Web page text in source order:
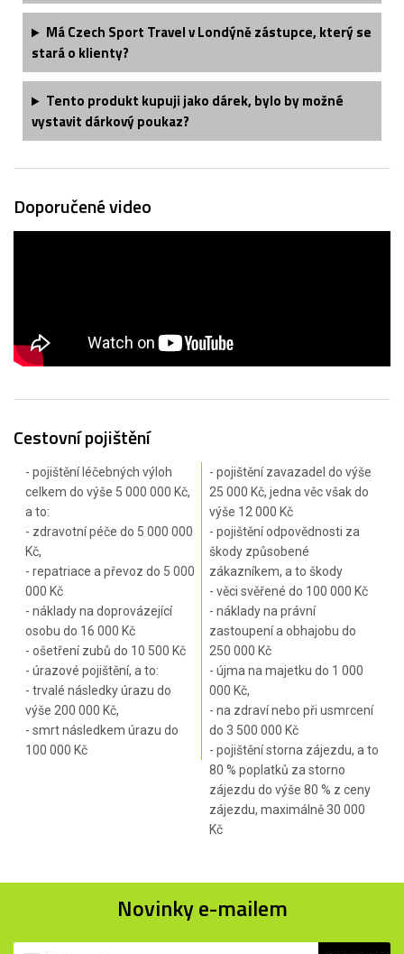
Má Czech Sport Travel v Londýně zástupce, který se
stará o klienty?
Tento produkt kupuji jako dárek, bylo by možné
vystavit dárkový poukaz?
Doporučené video
Cestovní pojištění
- pojištění léčebných výloh
celkem do výše 5 000 000 Kč,
a to:
- zdravotní péče do 5 000 000
Kč,
- repatriace a převoz do 5 000
000 Kč
- náklady na doprovázející
osobu do 16 000 Kč
- ošetření zubů do 10 500 Kč
- úrazové pojištění, a to:
- trvalé následky úrazu do
výše 200 000 Kč,
- smrt následkem úrazu do
100 000 Kč
- pojištění zavazadel do výše
25 000 Kč, jedna věc však do
výše 12 000 Kč
- pojištění odpovědnosti za
škody způsobené
zákazníkem, a to škody
- věci svěřené do 100 000 Kč
- náklady na právní
zastoupení a obhajobu do
250 000 Kč
- újma na majetku do 1 000
000 Kč,
- na zdraví nebo při usmrcení
do 3 500 000 Kč
- pojištění storna zájezdu, a to
80 % poplatků za storno
zájezdu do výše 80 % z ceny
zájezdu, maximálně 30 000
Kč
Novinky e-mailem